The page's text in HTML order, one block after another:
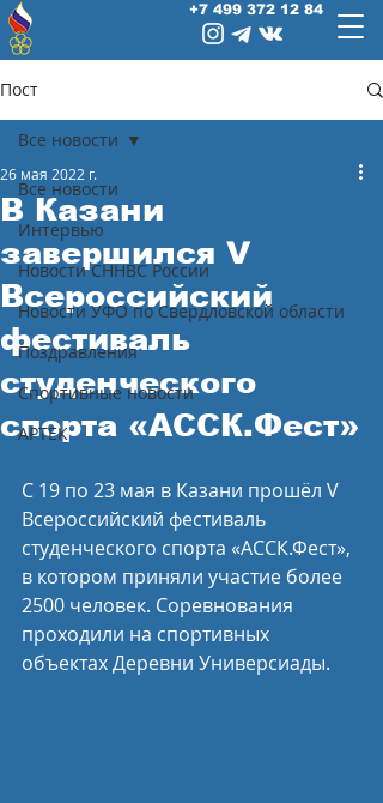
+7 499 372 12 84
Пост
Все новости
Интервью
Новости СННВС России
Новости УФО по Свердловской области
Поздравления
Спортивные новости
АРТЕК
Все новости
В Казани
завершился V
Всероссийский
фестиваль
студенческого
спорта «АССК.Фест»
26 мая 2022 г.
С 19 по 23 мая в Казани прошёл V
Всероссийский фестиваль
студенческого спорта «АССК.Фест»,
в котором приняли участие более
2500 человек. Соревнования
проходили на спортивных
объектах Деревни Универсиады.